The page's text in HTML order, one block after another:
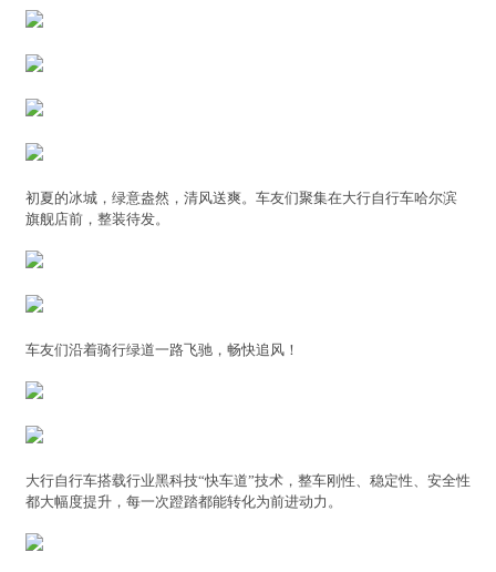
初夏的冰城，绿意盎然，清风送爽。车友们聚集在大行自行车哈尔滨
旗舰店前，整装待发。
车友们沿着骑行绿道一路飞驰，畅快追风！
大行自行车搭载行业黑科技“快车道”技术，整车刚性、稳定性、安全性
都大幅度提升，每一次蹬踏都能转化为前进动力。